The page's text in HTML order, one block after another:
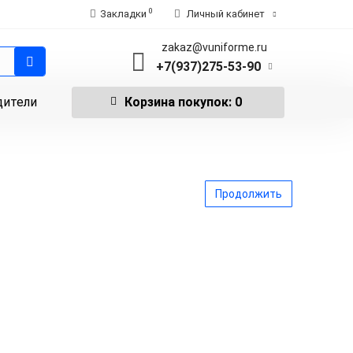
Закладки 0 Личный кабинет
zakaz@vuniforme.ru
+7(937)275-53-90
Корзина покупок: 0
Продолжить